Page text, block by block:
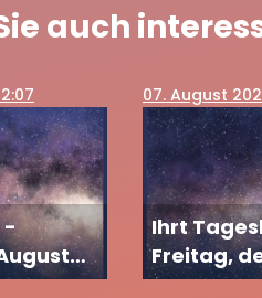
auch
-
07. August
Ihrt
Freitag,
2026